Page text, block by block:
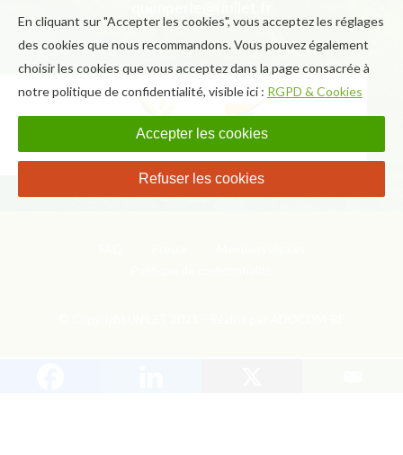
En cliquant sur "Accepter les cookies", vous acceptez les réglages
des cookies que nous recommandons. Vous pouvez également
choisir les cookies que vous acceptez dans la page consacrée à
notre politique de confidentialité, visible ici : RGPD & Cookies
Accepter les cookies
Refuser les cookies